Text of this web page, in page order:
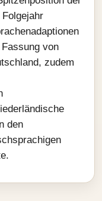
von
zudem
den